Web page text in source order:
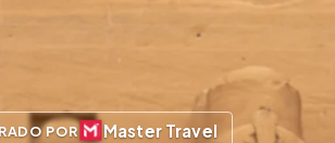
POR Master Travel